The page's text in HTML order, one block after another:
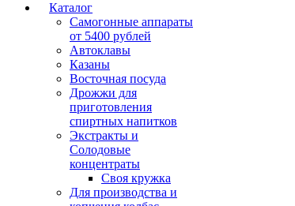
Каталог
Самогонные аппараты
от 5400 рублей
Автоклавы
Казаны
Восточная посуда
Дрожжи для
приготовления
спиртных напитков
Экстракты и
Солодовые
концентраты
Своя кружка
Для производства и